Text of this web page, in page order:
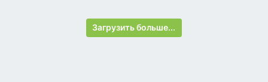
Загрузить больше...